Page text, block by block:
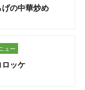
の中華炒め
ュー
ロッケ